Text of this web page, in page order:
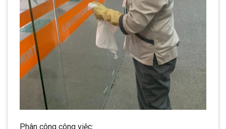
Phân công công việc: